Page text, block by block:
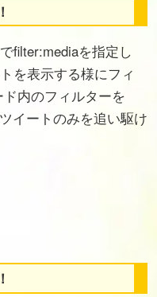
filter:mediaを指定し
を表示する様にフィ
内のフィルターを
イートのみを追い駆け